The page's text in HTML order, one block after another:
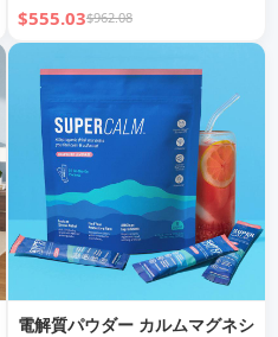
$555.03$962.08
電解質パウダー カルムマグネシ